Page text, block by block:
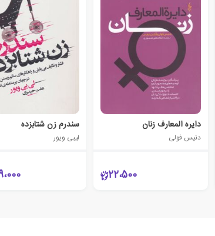
دایره المعارف زنان
دنیس فولی
22،500
سندرم زن شتابزده
لیبی ویور